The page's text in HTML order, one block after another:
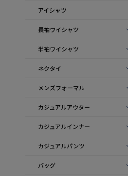
アイシャツ
長袖ワイシャツ
半袖ワイシャツ
ネクタイ
メンズフォーマル
カジュアルアウター
カジュアルインナー
カジュアルパンツ
バッグ